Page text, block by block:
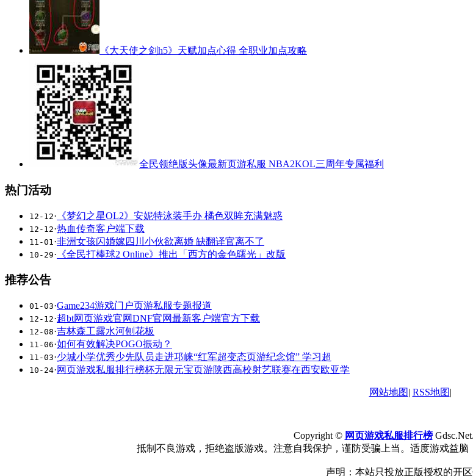
《大天使之剑h5》天赋加点心得 全职业加点攻略
全民领绝版头像最新页游私服 NBA2KOL三周年专属福利
热门活动
12-12· 《梦幻之星OL2》安妮特泳装手办 橘色双眸充满魅惑
12-12·热血传奇客户端下载
11-01 ·非洲女孩闪婚嫁四川小伙欲离婚 缺翻译官离不了
10-29· 《全民打棒球2 Online》推出「西方的金色曙光」改版
推荐公告
01-03·Game234游戏门户页游私服专题报道
12-12·超bt网页游戏官网DNF官网最新客户端官方下载
12-08·吉林森工露水河刨花板
11-06·如何有效解决POGO振动？
11-03·少城小学优秀少先队员走进邛崃“红军超变态页游纪念馆” 学习超
10-24·网页游戏私服排行榜杯无限元宝页游陕西高校射艺联赛在西安欧亚学
网站地图| RSS地图|
Copyright © 网页游戏私服排行榜
抵制不良游戏，拒绝盗版游戏。注意自我保护，谨防受骗上当。适度游戏益脑
声明：本站只投放正版授权的开